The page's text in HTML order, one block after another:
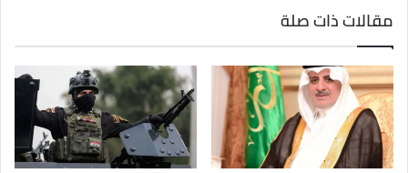
مقالات ذات صلة